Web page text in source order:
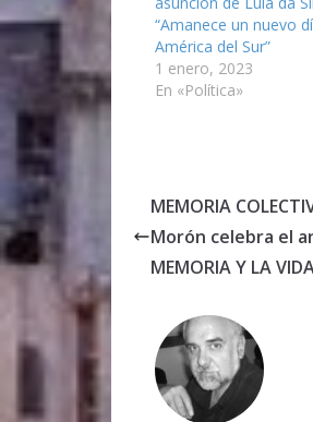
“Amanece un nuevo
América del Sur”
1 enero, 2023
En «Política»
MEMORIA
Morón celebra el
MEMORIA Y LA